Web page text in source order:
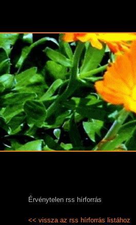
Érvénytelen rss hírforrás
<< vissza az rss hírforrás listához